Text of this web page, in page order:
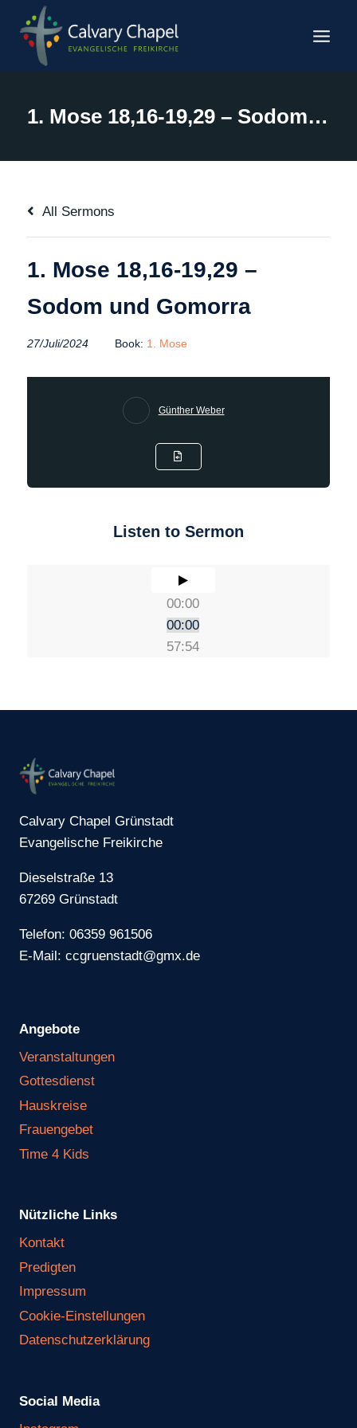
Inhalt
springen
1. Mose 18,16-19,29 – Sodom und Gomorra
All Sermons
1. Mose 18,16-19,29 –
Sodom und Gomorra
27/Juli/2024 Book: 1. Mose
Günther Weber
Listen to Sermon
00:00
00:00
57:54
Calvary Chapel Grünstadt
Evangelische Freikirche
Dieselstraße 13
67269 Grünstadt
Telefon: 06359 961506
E-Mail: ccgruenstadt@gmx.de
Angebote
Veranstaltungen
Gottesdienst
Hauskreise
Frauengebet
Time 4 Kids
Nützliche Links
Kontakt
Predigten
Impressum
Cookie-Einstellungen
Datenschutzerklärung
Social Media